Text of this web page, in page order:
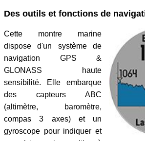
Des outils et fonctions de
Cette montre marine
dispose d'un système de
navigation GPS &
GLONASS haute
sensibilité. Elle embarque
des capteurs ABC
(altimètre, baromètre,
compas 3 axes) et un
gyroscope pour indiquer et